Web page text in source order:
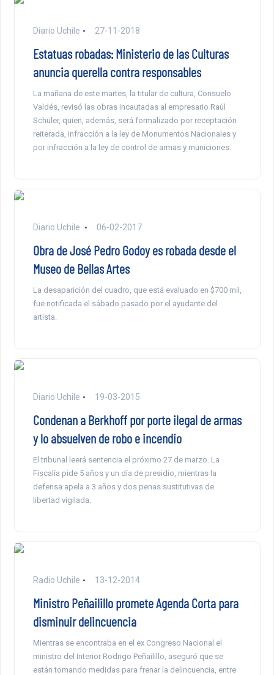
Diario Uchile 27-11-2018
Estatuas robadas: Ministerio de las Culturas
anuncia querella contra responsables
La mañana de este martes, la titular de cultura, Consuelo
Valdés, revisó las obras incautadas al empresario Raúl
Schüler, quien, además, será formalizado por receptación
reiterada, infracción a la ley de Monumentos Nacionales y
por infracción a la ley de control de armas y municiones.
Diario Uchile 06-02-2017
Obra de José Pedro Godoy es robada desde el
Museo de Bellas Artes
La desaparición del cuadro, que está evaluado en $700 mil,
fue notificada el sábado pasado por el ayudante del
artista.
Diario Uchile 19-03-2015
Condenan a Berkhoff por porte ilegal de armas
y lo absuelven de robo e incendio
El tribunal leerá sentencia el próximo 27 de marzo. La
Fiscalía pide 5 años y un día de presidio, mientras la
defensa apela a 3 años y dos penas sustitutivas de
libertad vigilada.
Radio Uchile 13-12-2014
Ministro Peñailillo promete Agenda Corta para
disminuir delincuencia
Mientras se encontraba en el ex Congreso Nacional el
ministro del Interior Rodrigo Peñailillo, aseguró que se
están tomando medidas para frenar la delincuencia, entre